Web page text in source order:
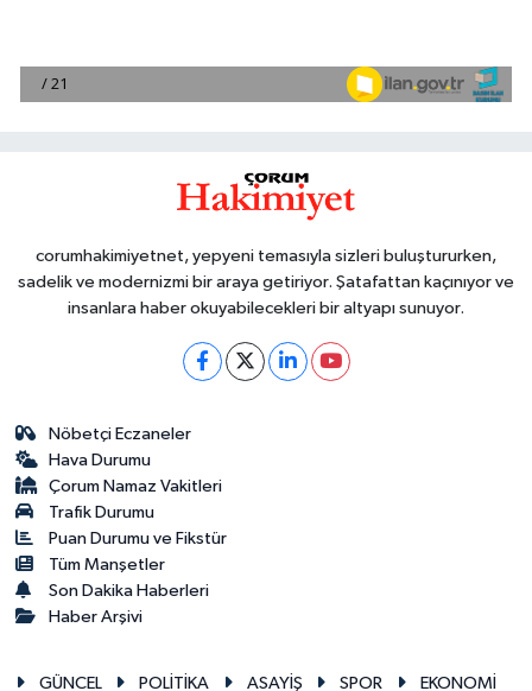
corumhakimiyetnet, yepyeni temasıyla sizleri buluştururken,
sadelik ve modernizmi bir araya getiriyor. Şatafattan kaçınıyor ve
insanlara haber okuyabilecekleri bir altyapı sunuyor.
Nöbetçi Eczaneler
Hava Durumu
Çorum Namaz Vakitleri
Trafik Durumu
Puan Durumu ve Fikstür
Tüm Manşetler
Son Dakika Haberleri
Haber Arşivi
GÜNCEL POLİTİKA ASAYİŞ SPOR EKONOMİ